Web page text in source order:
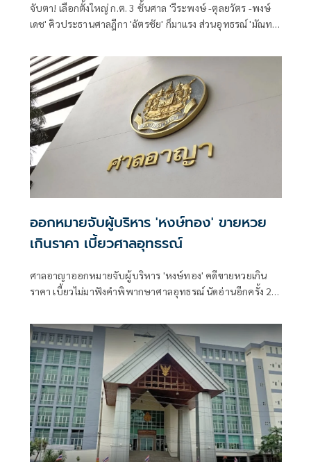
จับตา! เลือกตั้งใหญ่ ก.ต. 3 ชั้นศาล 'วีระพงษ์ -ตุลยวัตร -พงษ์
เดช' คิวประธานศาลฎีกา 'ฉัตรชัย' ก็มาแรง ส่วนอุทธรณ์ 'มัณทรี-
ออกหมายจับผู้บริหาร 'หงษ์ทอง' ขายหวย
เกินราคา เบี้ยวศาลอุทธรณ์
ศาลอาญาออกหมายจับผู้บริหาร 'หงษ์ทอง' คดีขายหวยเกิน
ราคา เบี้ยวไม่มาฟังคำพิพากษาศาลอุทธรณ์ นัดอ่านอีกครั้ง 2